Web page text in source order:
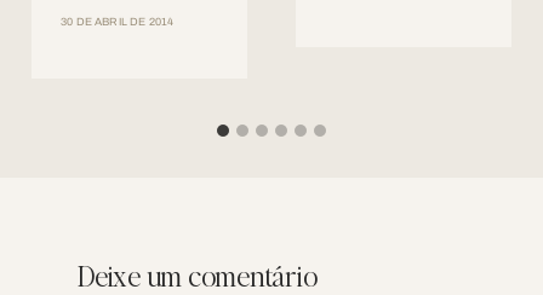
30 DE ABRIL DE 2014
Deixe um comentário